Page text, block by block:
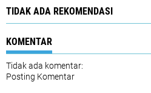
TIDAK ADA REKOMENDASI
KOMENTAR
Tidak ada komentar:
Posting Komentar